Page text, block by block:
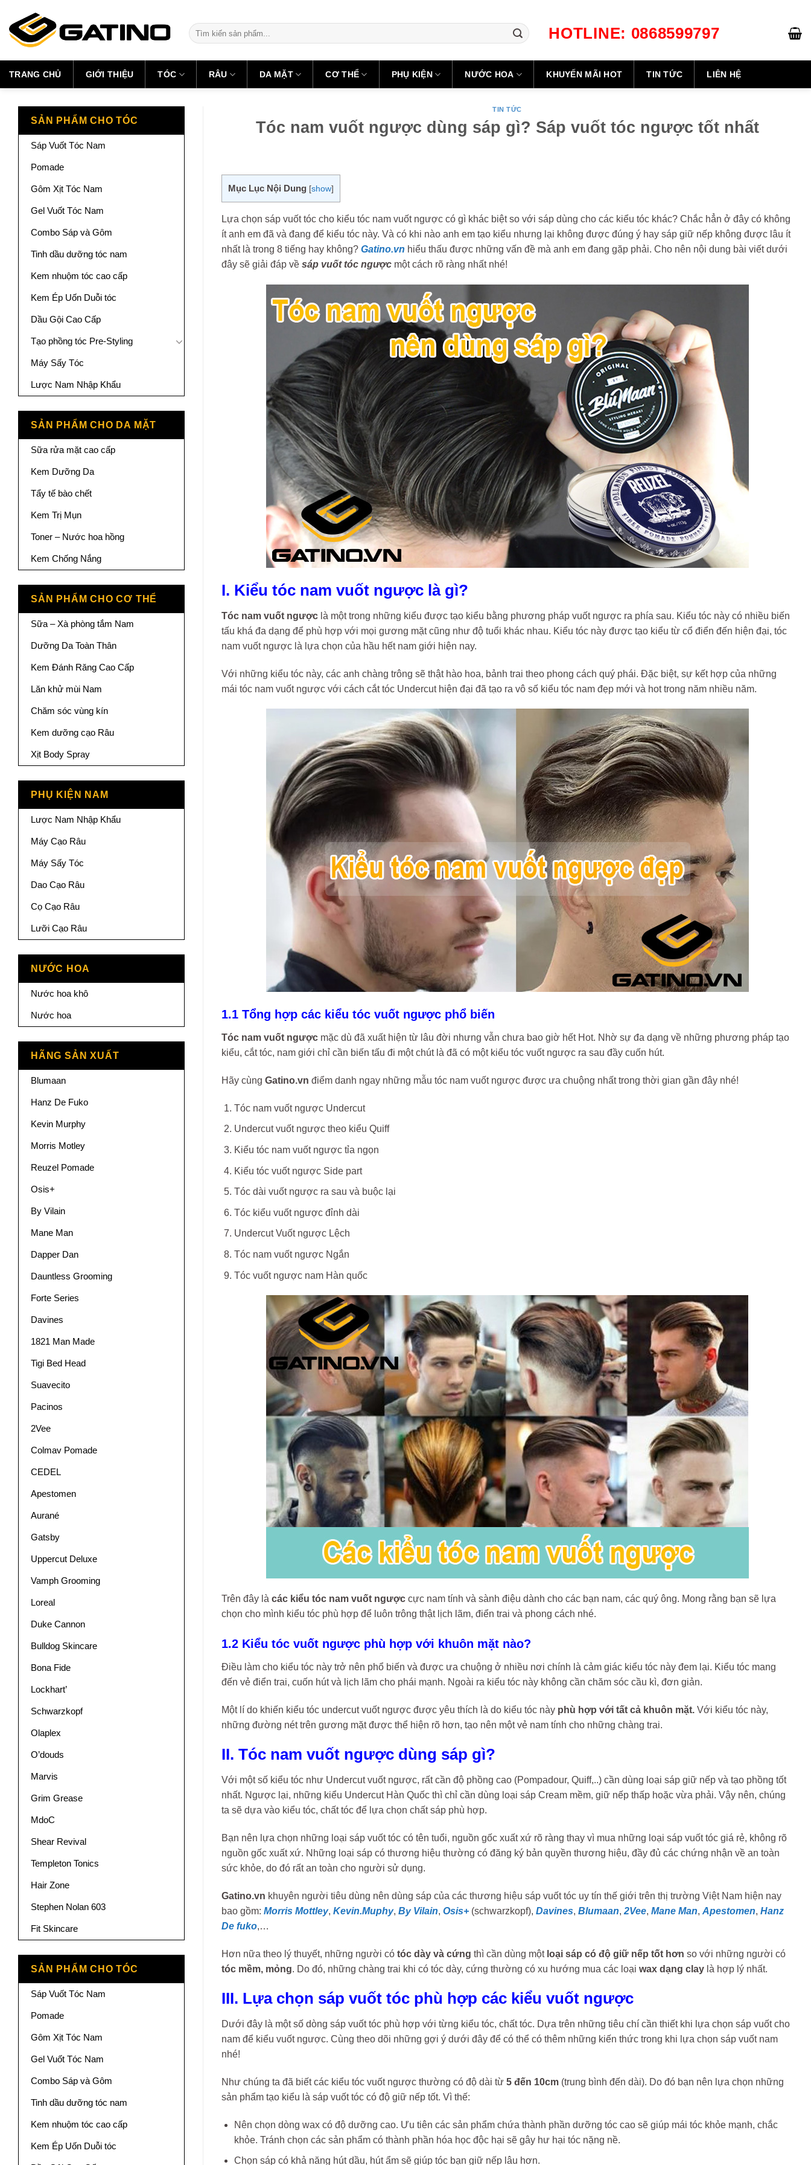
content
Tìm
kiếm:
HOTLINE: 0868599797
TRANG CHỦ GIỚI THIỆU TÓC RÂU DA MẶT CƠ THỂ PHỤ KIỆN NƯỚC HOA KHUYẾN MÃI HOT TIN TỨC LIÊN HỆ
SẢN PHẨM CHO TÓC
Sáp Vuốt Tóc Nam
Pomade
Gôm Xịt Tóc Nam
Gel Vuốt Tóc Nam
Combo Sáp và Gôm
Tinh dầu dưỡng tóc nam
Kem nhuộm tóc cao cấp
Kem Ép Uốn Duỗi tóc
Dầu Gội Cao Cấp
Tạo phồng tóc Pre-Styling
Máy Sấy Tóc
Lược Nam Nhập Khẩu
SẢN PHẨM CHO DA MẶT
Sữa rửa mặt cao cấp
Kem Dưỡng Da
Tẩy tế bào chết
Kem Trị Mụn
Toner – Nước hoa hồng
Kem Chống Nắng
SẢN PHẨM CHO CƠ THỂ
Sữa – Xà phòng tắm Nam
Dưỡng Da Toàn Thân
Kem Đánh Răng Cao Cấp
Lăn khử mùi Nam
Chăm sóc vùng kín
Kem dưỡng cạo Râu
Xịt Body Spray
PHỤ KIỆN NAM
Lược Nam Nhập Khẩu
Máy Cạo Râu
Máy Sấy Tóc
Dao Cạo Râu
Cọ Cạo Râu
Lưỡi Cạo Râu
NƯỚC HOA
Nước hoa khô
Nước hoa
HÃNG SẢN XUẤT
Blumaan
Hanz De Fuko
Kevin Murphy
Morris Motley
Reuzel Pomade
Osis+
By Vilain
Mane Man
Dapper Dan
Dauntless Grooming
Forte Series
Davines
1821 Man Made
Tigi Bed Head
Suavecito
Pacinos
2Vee
Colmav Pomade
CEDEL
Apestomen
Aurané
Gatsby
Uppercut Deluxe
Vamph Grooming
Loreal
Duke Cannon
Bulldog Skincare
Bona Fide
Lockhart’
Schwarzkopf
Olaplex
O’douds
Marvis
Grim Grease
MdoC
Shear Revival
Templeton Tonics
Hair Zone
Stephen Nolan 603
Fit Skincare
SẢN PHẨM CHO TÓC
Sáp Vuốt Tóc Nam
Pomade
Gôm Xịt Tóc Nam
Gel Vuốt Tóc Nam
Combo Sáp và Gôm
Tinh dầu dưỡng tóc nam
Kem nhuộm tóc cao cấp
Kem Ép Uốn Duỗi tóc
TIN TỨC
Tóc nam vuốt ngược dùng sáp gì? Sáp vuốt tóc ngược tốt nhất
Mục Lục Nội Dung [show]
Lựa chọn sáp vuốt tóc cho kiểu tóc nam vuốt ngược có gì khác biệt so với sáp dùng cho các kiểu tóc khác? Chắc hẳn ở đây có không
ít anh em đã và đang để kiểu tóc này. Và có khi nào anh em tạo kiểu nhưng lại không được đúng ý hay sáp giữ nếp không được lâu ít
nhất là trong 8 tiếng hay không? Gatino.vn hiểu thấu được những vấn đề mà anh em đang gặp phải. Cho nên nội dung bài viết dưới
đây sẽ giải đáp về sáp vuốt tóc ngược một cách rõ ràng nhất nhé!
I. Kiểu tóc nam vuốt ngược là gì?
Tóc nam vuốt ngược là một trong những kiểu được tạo kiểu bằng phương pháp vuốt ngược ra phía sau. Kiểu tóc này có nhiều biến
tấu khá đa dạng để phù hợp với mọi gương mặt cũng như độ tuổi khác nhau. Kiểu tóc này được tạo kiểu từ cổ điển đến hiện đại, tóc
nam vuốt ngược là lựa chọn của hầu hết nam giới hiện nay.
Với những kiểu tóc này, các anh chàng trông sẽ thật hào hoa, bảnh trai theo phong cách quý phái. Đặc biệt, sự kết hợp của những
mái tóc nam vuốt ngược với cách cắt tóc Undercut hiện đại đã tạo ra vô số kiểu tóc nam đẹp mới và hot trong năm nhiều năm.
1.1 Tổng hợp các kiểu tóc vuốt ngược phổ biến
Tóc nam vuốt ngược mặc dù đã xuất hiện từ lâu đời nhưng vẫn chưa bao giờ hết Hot. Nhờ sự đa dạng về những phương pháp tạo
kiểu, cắt tóc, nam giới chỉ cần biến tấu đi một chút là đã có một kiểu tóc vuốt ngược ra sau đầy cuốn hút.
Hãy cùng Gatino.vn điểm danh ngay những mẫu tóc nam vuốt ngược được ưa chuộng nhất trong thời gian gần đây nhé!
Tóc nam vuốt ngược Undercut
Undercut vuốt ngược theo kiểu Quiff
Kiểu tóc nam vuốt ngược tỉa ngọn
Kiểu tóc vuốt ngược Side part
Tóc dài vuốt ngược ra sau và buộc lại
Tóc kiểu vuốt ngược đỉnh dài
Undercut Vuốt ngược Lệch
Tóc nam vuốt ngược Ngắn
Tóc vuốt ngược nam Hàn quốc
Trên đây là các kiểu tóc nam vuốt ngược cực nam tính và sành điệu dành cho các bạn nam, các quý ông. Mong rằng bạn sẽ lựa
chọn cho mình kiểu tóc phù hợp để luôn trông thật lịch lãm, điển trai và phong cách nhé.
1.2 Kiểu tóc vuốt ngược phù hợp với khuôn mặt nào?
Điều làm cho kiểu tóc này trở nên phổ biến và được ưa chuộng ở nhiều nơi chính là cảm giác kiểu tóc này đem lại. Kiểu tóc mang
đến vẻ điển trai, cuốn hút và lịch lãm cho phái mạnh. Ngoài ra kiểu tóc này không cần chăm sóc cầu kì, đơn giản.
Một lí do khiến kiểu tóc undercut vuốt ngược được yêu thích là do kiểu tóc này phù hợp với tất cả khuôn mặt. Với kiểu tóc này,
những đường nét trên gương mặt được thể hiện rõ hơn, tạo nên một vẻ nam tính cho những chàng trai.
II. Tóc nam vuốt ngược dùng sáp gì?
Với một số kiểu tóc như Undercut vuốt ngược, rất cần độ phồng cao (Pompadour, Quiff,..) cần dùng loại sáp giữ nếp và tạo phồng tốt
nhất. Ngược lại, những kiểu Undercut Hàn Quốc thì chỉ cần dùng loại sáp Cream mềm, giữ nếp thấp hoặc vừa phải. Vậy nên, chúng
ta sẽ dựa vào kiểu tóc, chất tóc để lựa chọn chất sáp phù hợp.
Bạn nên lựa chọn những loại sáp vuốt tóc có tên tuổi, nguồn gốc xuất xứ rõ ràng thay vì mua những loại sáp vuốt tóc giá rẻ, không rõ
nguồn gốc xuất xứ. Những loại sáp có thương hiệu thường có đăng ký bản quyền thương hiệu, đầy đủ các chứng nhận về an toàn
sức khỏe, do đó rất an toàn cho người sử dụng.
Gatino.vn khuyên người tiêu dùng nên dùng sáp của các thương hiệu sáp vuốt tóc uy tín thế giới trên thị trường Việt Nam hiện nay
bao gồm: Morris Mottley, Kevin.Muphy, By Vilain, Osis+ (schwarzkopf), Davines, Blumaan, 2Vee, Mane Man, Apestomen, Hanz
De fuko,…
Hơn nữa theo lý thuyết, những người có tóc dày và cứng thì cần dùng một loại sáp có độ giữ nếp tốt hơn so với những người có
tóc mềm, mỏng. Do đó, những chàng trai khi có tóc dày, cứng thường có xu hướng mua các loại wax dạng clay là hợp lý nhất.
III. Lựa chọn sáp vuốt tóc phù hợp các kiểu vuốt ngược
Dưới đây là một số dòng sáp vuốt tóc phù hợp với từng kiểu tóc, chất tóc. Dựa trên những tiêu chí cần thiết khi lựa chọn sáp vuốt cho
nam để kiểu vuốt ngược. Cùng theo dõi những gợi ý dưới đây để có thể có thêm những kiến thức trong khi lựa chọn sáp vuốt nam
nhé!
Như chúng ta đã biết các kiểu tóc vuốt ngược thường có độ dài từ 5 đến 10cm (trung bình đến dài). Do đó bạn nên lựa chọn những
sản phẩm tạo kiểu là sáp vuốt tóc có độ giữ nếp tốt. Vì thế:
Nên chọn dòng wax có độ dưỡng cao. Ưu tiên các sản phẩm chứa thành phần dưỡng tóc cao sẽ giúp mái tóc khỏe mạnh, chắc
khỏe. Tránh chọn các sản phẩm có thành phần hóa học độc hại sẽ gây hư hại tóc nặng nề.
Chọn sáp có khả năng hút dầu, hút ẩm sẽ giúp tóc bạn giữ nếp lâu hơn.